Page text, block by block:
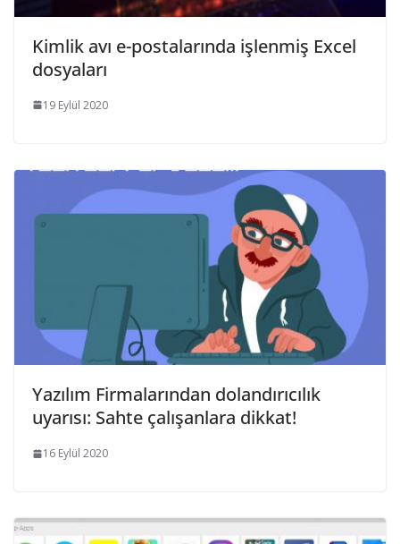
Kimlik avı e-postalarında işlenmiş Excel
dosyaları
19 Eylül 2020
Yazılım Firmalarından dolandırıcılık
uyarısı: Sahte çalışanlara dikkat!
16 Eylül 2020